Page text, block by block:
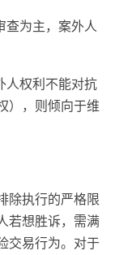
查为主，案外人
人权利不能对抗
），则倾向于维
除执行的严格限
若想胜诉，需满
交易行为。对于